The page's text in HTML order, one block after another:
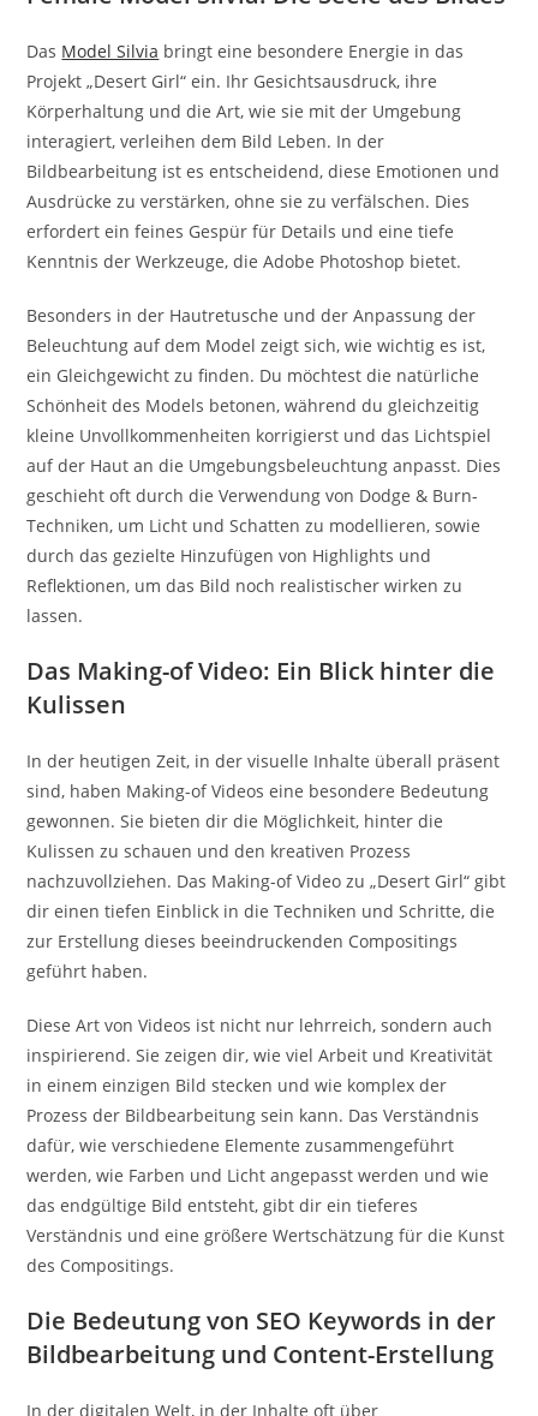
Das Model Silvia bringt eine besondere Energie in das
Projekt „Desert Girl“ ein. Ihr Gesichtsausdruck, ihre
Körperhaltung und die Art, wie sie mit der Umgebung
interagiert, verleihen dem Bild Leben. In der
Bildbearbeitung ist es entscheidend, diese Emotionen und
Ausdrücke zu verstärken, ohne sie zu verfälschen. Dies
erfordert ein feines Gespür für Details und eine tiefe
Kenntnis der Werkzeuge, die Adobe Photoshop bietet.
Besonders in der Hautretusche und der Anpassung der
Beleuchtung auf dem Model zeigt sich, wie wichtig es ist,
ein Gleichgewicht zu finden. Du möchtest die natürliche
Schönheit des Models betonen, während du gleichzeitig
kleine Unvollkommenheiten korrigierst und das Lichtspiel
auf der Haut an die Umgebungsbeleuchtung anpasst. Dies
geschieht oft durch die Verwendung von Dodge & Burn-
Techniken, um Licht und Schatten zu modellieren, sowie
durch das gezielte Hinzufügen von Highlights und
Reflektionen, um das Bild noch realistischer wirken zu
lassen.
Das Making-of Video: Ein Blick hinter die
Kulissen
In der heutigen Zeit, in der visuelle Inhalte überall präsent
sind, haben Making-of Videos eine besondere Bedeutung
gewonnen. Sie bieten dir die Möglichkeit, hinter die
Kulissen zu schauen und den kreativen Prozess
nachzuvollziehen. Das Making-of Video zu „Desert Girl“ gibt
dir einen tiefen Einblick in die Techniken und Schritte, die
zur Erstellung dieses beeindruckenden Compositings
geführt haben.
Diese Art von Videos ist nicht nur lehrreich, sondern auch
inspirierend. Sie zeigen dir, wie viel Arbeit und Kreativität
in einem einzigen Bild stecken und wie komplex der
Prozess der Bildbearbeitung sein kann. Das Verständnis
dafür, wie verschiedene Elemente zusammengeführt
werden, wie Farben und Licht angepasst werden und wie
das endgültige Bild entsteht, gibt dir ein tieferes
Verständnis und eine größere Wertschätzung für die Kunst
des Compositings.
Die Bedeutung von SEO Keywords in der
Bildbearbeitung und Content-Erstellung
In der digitalen Welt, in der Inhalte oft über